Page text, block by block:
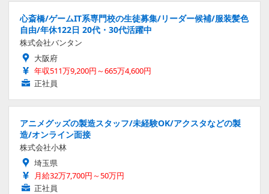
心斎橋/ゲームIT系専門校の生徒募集/リーダー候補/服装髪色
自由/年休122日 20代・30代活躍中
株式会社バンタン
大阪府
年収511万9,200円～665万4,600円
正社員
アニメグッズの製造スタッフ/未経験OK/アクスタなどの製
造/オンライン面接
株式会社小林
埼玉県
月給32万7,700円～50万円
正社員